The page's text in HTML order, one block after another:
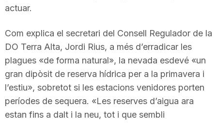
actuar.
Com explica el secretari del Consell Regulador de la
DO Terra Alta, Jordi Rius, a més d’erradicar les
plagues «de forma natural», la nevada esdevé «un
gran dipòsit de reserva hídrica per a la primavera i
l’estiu», sobretot si les estacions venidores porten
períodes de sequera. «Les reserves d’aigua ara
estan fins a dalt i la neu, tot i que sembli